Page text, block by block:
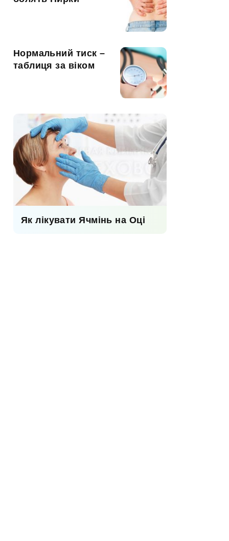
Нормальний тиск –
таблиця за віком
Як лікувати Ячмінь на Оці